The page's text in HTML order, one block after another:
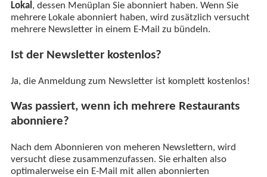
Lokal, dessen Menüplan Sie abonniert haben. Wenn Sie
mehrere Lokale abonniert haben, wird zusätzlich versucht
mehrere Newsletter in einem E-Mail zu bündeln.
Ist der Newsletter kostenlos?
Ja, die Anmeldung zum Newsletter ist komplett kostenlos!
Was passiert, wenn ich mehrere Restaurants
abonniere?
Nach dem Abonnieren von meheren Newslettern, wird
versucht diese zusammenzufassen. Sie erhalten also
optimalerweise ein E-Mail mit allen abonnierten